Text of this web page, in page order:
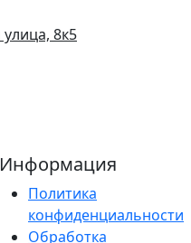
8к5
Информация
Политика
конфиденциальности
Обработка